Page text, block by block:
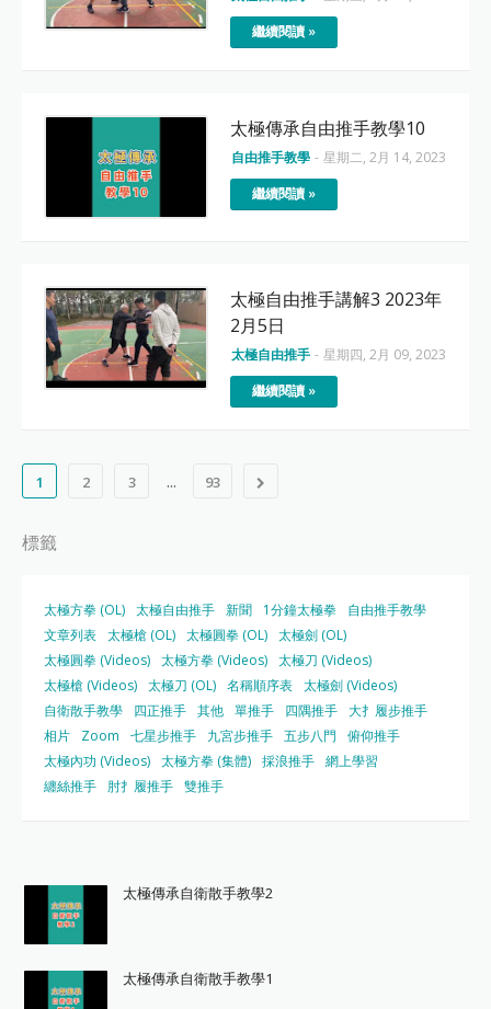
繼續閱讀 »
太極傳承自由推手教學10
自由推手教學 - 星期二, 2月 14, 2023
繼續閱讀 »
太極自由推手講解3 2023年
2月5日
太極自由推手 - 星期四, 2月 09, 2023
繼續閱讀 »
1 2 3 ... 93
標籤
太極方拳 (OL) 太極自由推手 新聞 1分鐘太極拳
自由推手教學
文章列表 太極槍 (OL) 太極圓拳 (OL) 太極劍 (OL)
太極圓拳 (Videos) 太極方拳 (Videos) 太極刀 (Videos)
太極槍 (Videos) 太極刀 (OL) 名稱順序表 太極劍 (Videos)
自衛散手教學
四正推手 其他 單推手 四隅推手 大扌履步推手
相片
Zoom 七星步推手 九宮步推手 五步八門
俯仰推手
太極內功 (Videos) 太極方拳 (集體) 採浪推手 網上學習
纏絲推手
肘扌履推手 雙推手
太極傳承自衛散手教學2
太極傳承自衛散手教學1